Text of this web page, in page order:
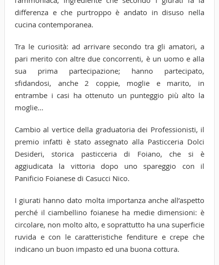
differenza e che purtroppo è andato in disuso nella
cucina contemporanea.
Tra le curiosità: ad arrivare secondo tra gli amatori, a
pari merito con altre due concorrenti, è un uomo e alla
sua prima partecipazione; hanno partecipato,
sfidandosi, anche 2 coppie, moglie e marito, in
entrambe i casi ha ottenuto un punteggio più alto la
moglie…
Cambio al vertice della graduatoria dei Professionisti, il
premio infatti è stato assegnato alla Pasticceria Dolci
Desideri, storica pasticceria di Foiano, che si è
aggiudicata la vittoria dopo uno spareggio con il
Panificio Foianese di Casucci Nico.
I giurati hanno dato molta importanza anche all’aspetto
perché il ciambellino foianese ha medie dimensioni: è
circolare, non molto alto, e soprattutto ha una superficie
ruvida e con le caratteristiche fenditure e crepe che
indicano un buon impasto ed una buona cottura.